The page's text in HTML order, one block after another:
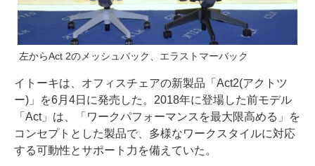
左からAct 2のメッシュバック、エラストマーバック
イトーキは、オフィスチェアの新製品「Act2(アクトツ
ー)」を6月4日に発売した。2018年に登場した前モデル
「Act」は、「ワークパフォーマンスを最大限高める」を
コンセプトとした製品で、多様なワークスタイルに対応
する可動性とサポート力を備えていた。